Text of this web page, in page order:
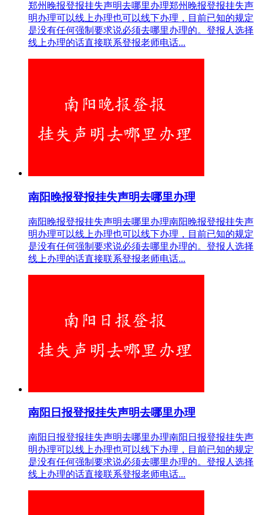
郑州晚报登报挂失声明去哪里办理郑州晚报登报挂失声
明办理可以线上办理也可以线下办理，目前已知的规定
是没有任何强制要求说必须去哪里办理的。登报人选择
线上办理的话直接联系登报老师电话...
南阳晚报登报挂失声明去哪里办理
南阳晚报登报挂失声明去哪里办理南阳晚报登报挂失声
明办理可以线上办理也可以线下办理，目前已知的规定
是没有任何强制要求说必须去哪里办理的。登报人选择
线上办理的话直接联系登报老师电话...
南阳日报登报挂失声明去哪里办理
南阳日报登报挂失声明去哪里办理南阳日报登报挂失声
明办理可以线上办理也可以线下办理，目前已知的规定
是没有任何强制要求说必须去哪里办理的。登报人选择
线上办理的话直接联系登报老师电话...